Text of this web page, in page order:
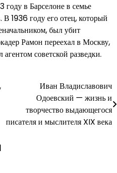
году в Барселоне в семье
1936 году его отец, который
был убит
Рамон переехал в Москву,
советской разведки.
Иван Владиславович
Одоевский — жизнь и
творчество выдающегося
писателя и мыслителя XIX века